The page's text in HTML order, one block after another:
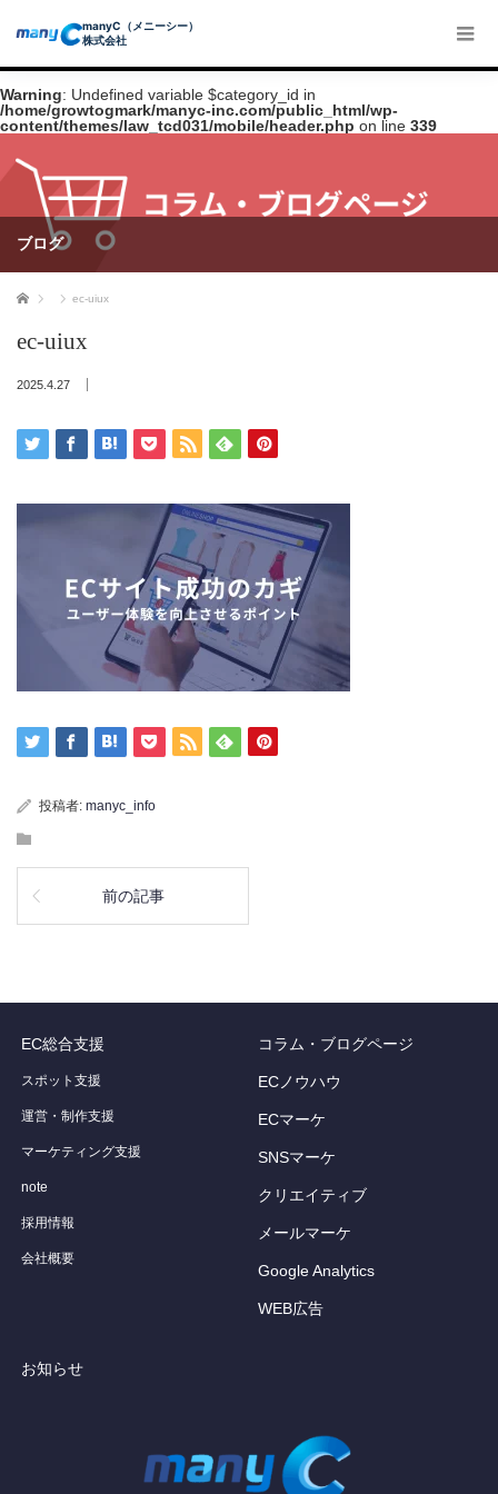
manyC（メニーシー）
株式会社
Warning: Undefined variable $category_id in
/home/growtogmark/manyc-inc.com/public_html/wp-
content/themes/law_tcd031/mobile/header.php on line 339
ブログ
ホーム ec-uiux
ec-uiux
2025.4.27
投稿者: manyc_info
前の記事
EC総合支援
スポット支援
運営・制作支援
マーケティング支援
note
採用情報
会社概要
コラム・ブログページ
ECノウハウ
ECマーケ
SNSマーケ
クリエイティブ
メールマーケ
Google Analytics
WEB広告
お知らせ